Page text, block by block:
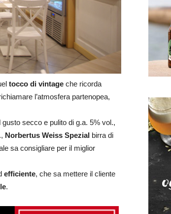
tocco di vintage che ricorda
l’atmosfera partenopea,
gusto secco e pulito di g.a. 5% vol.,
Norbertus Weiss Spezial birra di
sa consigliare per il miglior
efficiente, che sa mettere il cliente
.